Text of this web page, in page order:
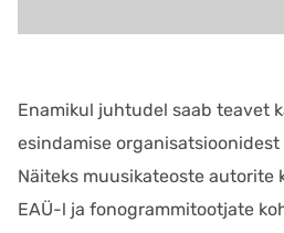
Enamikul juhtudel saab teavet
esindamise
Näiteks muusikateoste autorite
EAÜ-l ja fonogrammitootjate